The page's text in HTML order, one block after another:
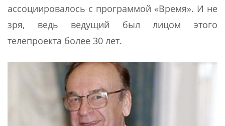
ассоциировалось с программой «Время». И не
зря, ведь ведущий был лицом этого
телепроекта более 30 лет.